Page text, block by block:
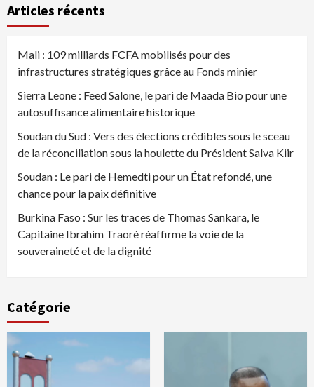
Articles récents
Mali : 109 milliards FCFA mobilisés pour des
infrastructures stratégiques grâce au Fonds minier
Sierra Leone : Feed Salone, le pari de Maada Bio pour une
autosuffisance alimentaire historique
Soudan du Sud : Vers des élections crédibles sous le sceau
de la réconciliation sous la houlette du Président Salva Kiir
Soudan : Le pari de Hemedti pour un État refondé, une
chance pour la paix définitive
Burkina Faso : Sur les traces de Thomas Sankara, le
Capitaine Ibrahim Traoré réaffirme la voie de la
souveraineté et de la dignité
Catégorie